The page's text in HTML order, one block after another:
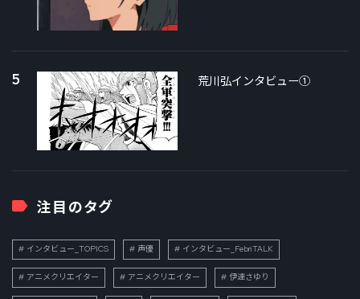
5 荒川弘インタビュー①
注目のタグ
インタビュー_TOPICS 声優 インタビュー_FebriTALK
アニメクリエイター アニメクリエイター 伊達さゆり